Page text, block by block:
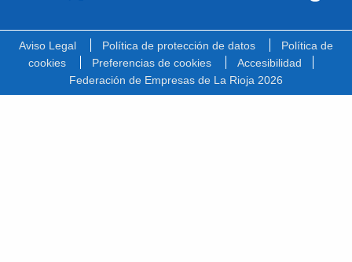
Aviso Legal Política de protección de datos
Política de
cookies
Preferencias de cookies
Accesibilidad
Federación de Empresas de La Rioja 2026